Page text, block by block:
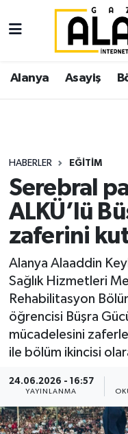
Alanya Asayiş
HABERLER EĞITIM
Serebral
ALKÜ’lü
zaferini
Alanya Alaaddin
Sağlık Hizmetleri
Rehabilitasyon
öğrencisi Büşra
mücadelesini
ile bölüm ikincisi
24.06.2026 - 16:57
YAYINLANMA
Alanya
Asayiş
Siyaset
Spor
Turizm
Ekonomi
Gazipaşa
İstanbul
İstanbul Hava
Süper Lig Puan
Tüm Manşetler
Son Dakika
Haber Arşivi